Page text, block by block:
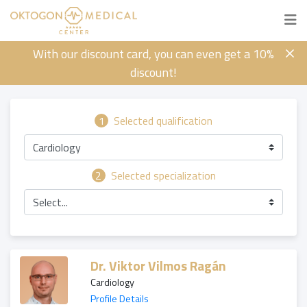
With our discount card, you can even get a 10%
discount!
1
Selected qualification
Cardiology
2
Selected specialization
Select...
Dr. Viktor Vilmos Ragán
Cardiology
Profile Details